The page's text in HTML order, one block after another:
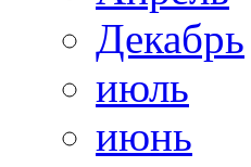
Декабрь
июль
июнь